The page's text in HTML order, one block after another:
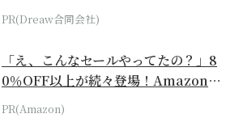
PR(Dreaw合同会社)
「え、こんなセールやってたの？」8
0％OFF以上が続々登場！Amazonの
本気が...
PR(Amazon)